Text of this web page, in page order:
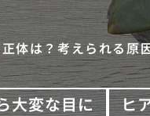
体は？考えられる原
大変な目に ヒ